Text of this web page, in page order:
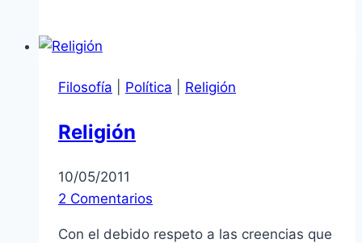
cínicos?
Filosofía Política Religión
Religión
10/05/2011
2 Comentarios
Con el debido respeto a las creencias que